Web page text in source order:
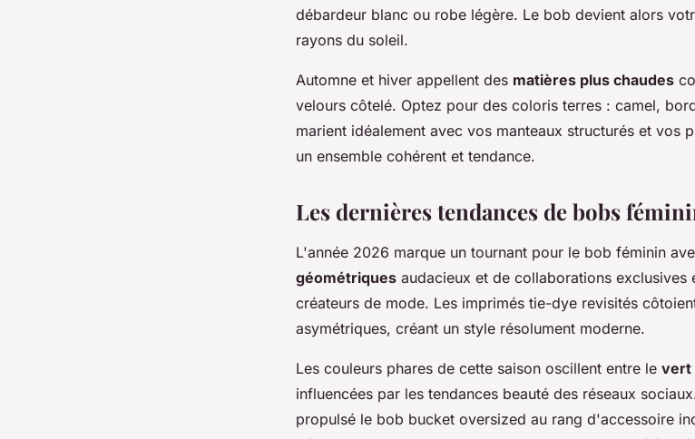
débardeur blanc ou robe légère. Le bob devient alors
rayons du soleil.
Automne et hiver appellent des matières plus chaudes
velours côtelé. Optez pour des coloris terres : camel,
marient idéalement avec vos manteaux structurés et vos
un ensemble cohérent et tendance.
Les dernières tendances de bobs
L'année 2026 marque un tournant pour le bob féminin
géométriques audacieux et de collaborations exclusives
créateurs de mode. Les imprimés tie-dye revisités
asymétriques, créant un style résolument moderne.
Les couleurs phares de cette saison oscillent entre le vert
influencées par les tendances beauté des réseaux
propulsé le bob bucket oversized au rang d'accessoire